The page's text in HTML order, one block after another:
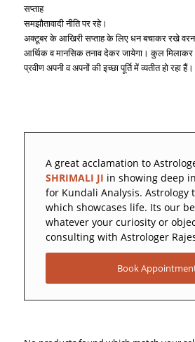
सप्ताह
समझौतावादी नीति पर रहे।
अक्टूबर के आखिरी सप्ताह के लिए धन बचाकर रखे
आर्थिक व मानसिक तनाव देकर जायेगा। कुल
प्रवीण अपनी व अपनों की इच्छा पूर्ति में व्यतीत हो रहा हैं।
A great acclamation to
SHRIMALI JI in showing deep
for Kundali Analysis. Astrology
which showcases life. Its our
whatever your curiosity or
consulting with Astrologer
Book